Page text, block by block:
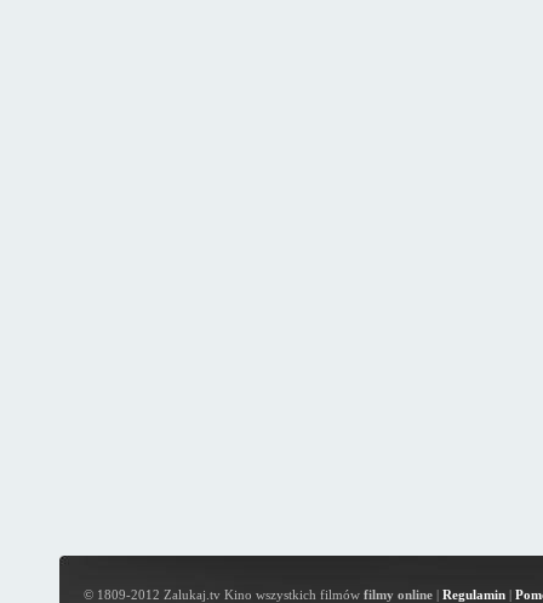
© 1809-2012 Zalukaj.tv Kino wszystkich filmów filmy online| Regulamin|